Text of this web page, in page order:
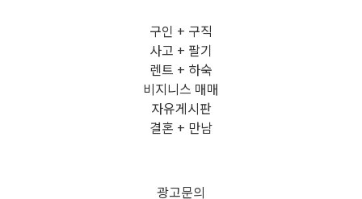
구인 + 구직
사고 + 팔기
렌트 + 하숙
비지니스 매매
자유게시판
결혼 + 만남
광고문의